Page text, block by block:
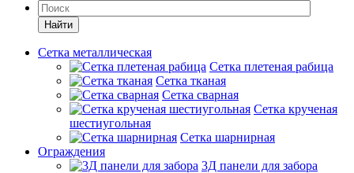
Найти
Сетка металлическая
Сетка плетеная рабица
Сетка тканая
Сетка сварная
Сетка крученая
шестиугольная
Сетка шарнирная
Ограждения
3Д панели для забора